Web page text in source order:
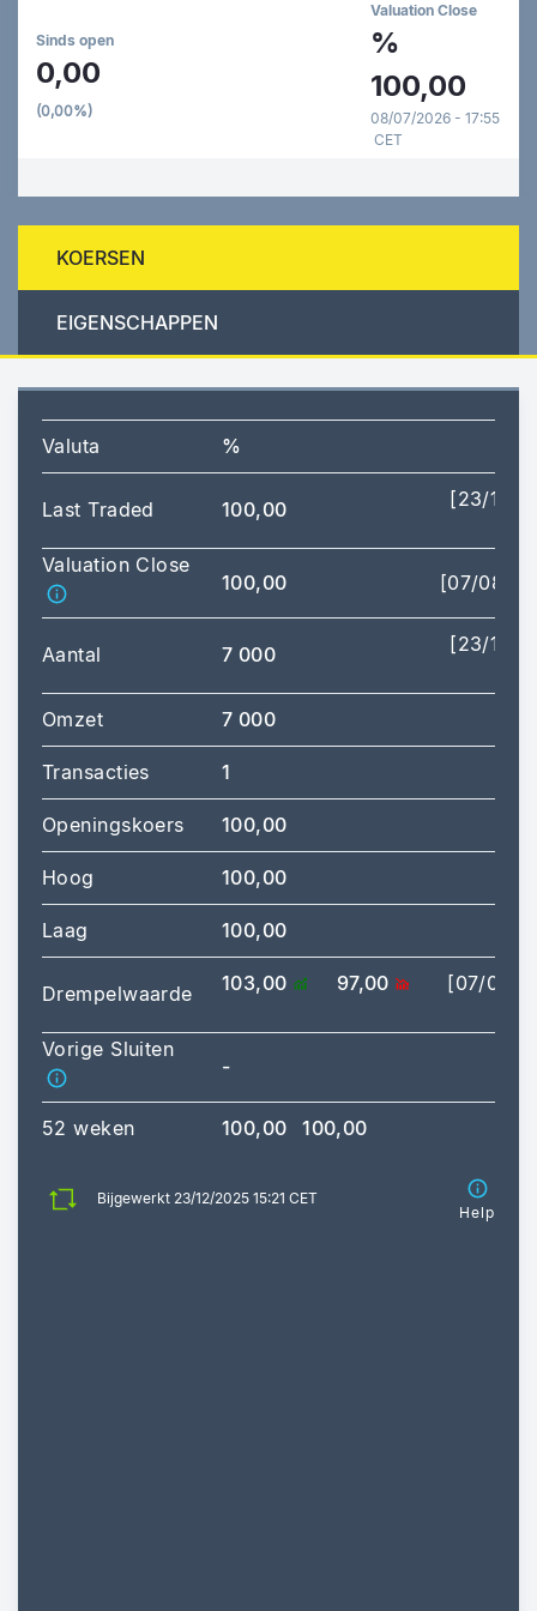
Sinds open
0,00
(0,00%)
Valuation Close
%
100,00
08/07/2026 - 17:55
CET
KOERSEN
EIGENSCHAPPEN
Valuta %
Last Traded 100,00
[23/12/
Valuation Close
100,00 [07/08/
Aantal 7 000
[23/12/
Omzet 7 000
Transacties 1
Openingskoers 100,00
Hoog 100,00
Laag 100,00
Drempelwaarde 103,00 97,00
[07/08/
Vorige Sluiten
-
52 weken 100,00 100,00
Bijgewerkt 23/12/2025 15:21 CET
Help